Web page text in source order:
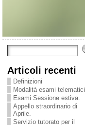
Articoli recenti
Definizioni
Modalità esami telematici
Esami Sessione estiva.
Appello straordinario di
Aprile.
Servizio tutorato per il